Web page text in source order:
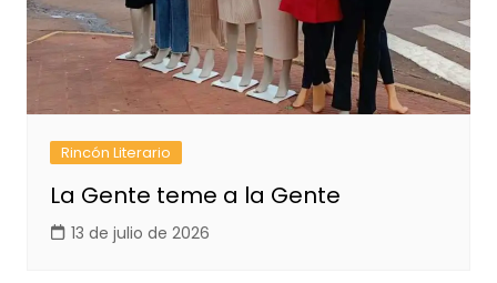
Rincón Literario
La Gente teme a la Gente
13 de julio de 2026